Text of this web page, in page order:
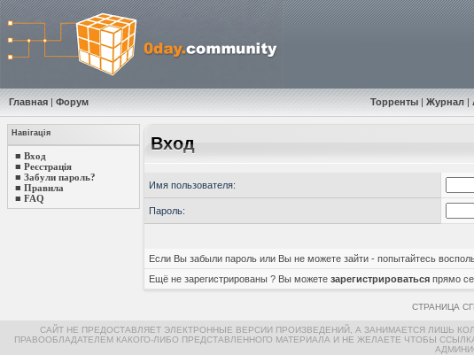
Главная | Форум Торренты |Журнал |
Навігація
■ Вход
■ Реєстрація
■ Забули пароль?
■ Правила
■ FAQ
Вход
Имя пользователя:
Пароль:
Если Вы забыли пароль или Вы не можете зайти - попытайтесь
Ещё не зарегистрированы ? Вы можете зарегистрироваться прямо
СТРАНИЦА
САЙТ НЕ ПРЕДОСТАВЛЯЕТ ЭЛЕКТРОННЫЕ ВЕРСИИ ПРОИЗВЕДЕНИЙ, А ЗАНИМАЕТСЯ ЛИШЬ
ПРАВООБЛАДАТЕЛЕМ КАКОГО-ЛИБО ПРЕДСТАВЛЕННОГО МАТЕРИАЛА И НЕ ЖЕЛАЕТЕ ЧТОБЫ